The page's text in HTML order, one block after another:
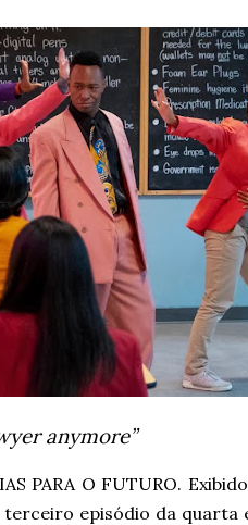
anymore”
PARA O FUTURO.
episódio da quarta